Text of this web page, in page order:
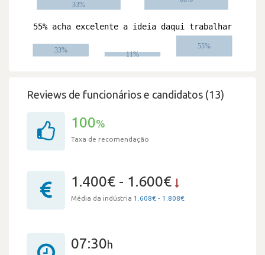
Reviews de funcionários e candidatos (13)
100%
Taxa de recomendação
1.400€ - 1.600€
Média da indústria 1.608€ - 1.808€
07:30h